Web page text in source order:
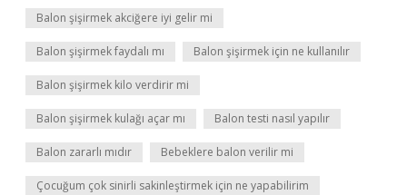
Balon şişirmek akciğere iyi gelir mi
Balon şişirmek faydalı mı Balon şişirmek için ne kullanılır
Balon şişirmek kilo verdirir mi
Balon şişirmek kulağı açar mı Balon testi nasıl yapılır
Balon zararlı mıdır Bebeklere balon verilir mi
Çocuğum çok sinirli sakinleştirmek için ne yapabilirim